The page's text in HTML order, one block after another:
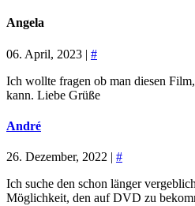
Angela
06. April, 2023 | #
Ich wollte fragen ob man diesen
kann. Liebe Grüße
André
26. Dezember, 2022 | #
Ich suche den schon länger
Möglichkeit, den auf DVD zu